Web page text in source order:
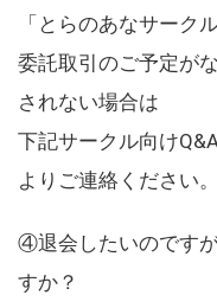
「とらのあなサーク
委託取引のご予定が
されない場合は
下記サークル向け
よりご連絡ください。
④退会したいのです
すか？